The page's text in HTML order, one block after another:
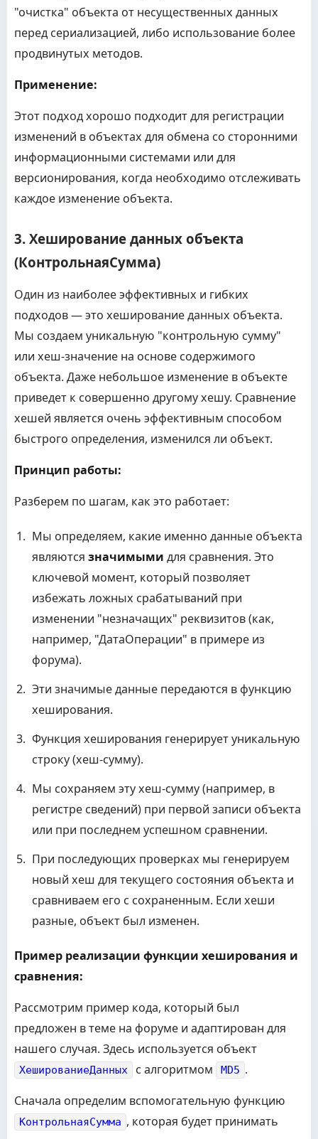
"очистка" объекта от несущественных данных
перед сериализацией, либо использование более
продвинутых методов.
Применение:
Этот подход хорошо подходит для регистрации
изменений в объектах для обмена со сторонними
информационными системами или для
версионирования, когда необходимо отслеживать
каждое изменение объекта.
3. Хеширование данных объекта
(КонтрольнаяСумма)
Один из наиболее эффективных и гибких
подходов — это хеширование данных объекта.
Мы создаем уникальную "контрольную сумму"
или хеш-значение на основе содержимого
объекта. Даже небольшое изменение в объекте
приведет к совершенно другому хешу. Сравнение
хешей является очень эффективным способом
быстрого определения, изменился ли объект.
Принцип работы:
Разберем по шагам, как это работает:
Мы определяем, какие именно данные объекта
являются значимыми для сравнения. Это
ключевой момент, который позволяет
избежать ложных срабатываний при
изменении "незначащих" реквизитов (как,
например, "ДатаОперации" в примере из
форума).
Эти значимые данные передаются в функцию
хеширования.
Функция хеширования генерирует уникальную
строку (хеш-сумму).
Мы сохраняем эту хеш-сумму (например, в
регистре сведений) при первой записи объекта
или при последнем успешном сравнении.
При последующих проверках мы генерируем
новый хеш для текущего состояния объекта и
сравниваем его с сохраненным. Если хеши
разные, объект был изменен.
Пример реализации функции хеширования и
сравнения:
Рассмотрим пример кода, который был
предложен в теме на форуме и адаптирован для
нашего случая. Здесь используется объект
ХешированиеДанных с алгоритмом MD5 .
Сначала определим вспомогательную функцию
КонтрольнаяСумма , которая будет принимать